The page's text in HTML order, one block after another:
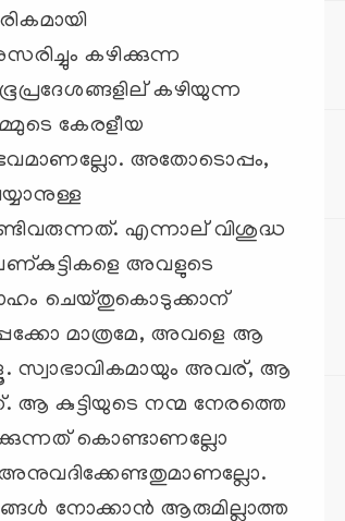
കഴിക്കുന്ന
കഴിയുന്ന
കേരളീയ
അതോടൊപ്പം,
എന്നാല് വിശുദ്ധ
അവളുടെ
ചെയ്തുകൊടുക്കാന്
മാത്രമേ, അവളെ ആ
സ്വാഭാവികമായും അവര്, ആ
ആ കുട്ടിയുടെ നന്മ നേരത്തെ
കൊണ്ടാണല്ലോ
നോക്കാന്‍ ആരുമില്ലാത്ത